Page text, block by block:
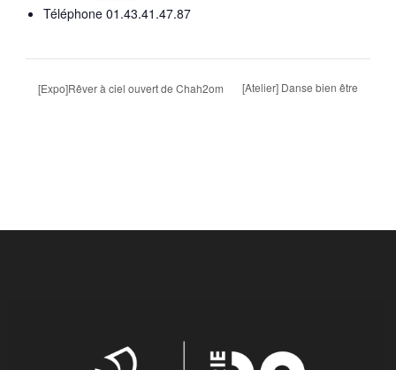
Téléphone 01.43.41.47.87
[Expo]Rêver à ciel ouvert de Chah2om [Atelier] Danse bien être